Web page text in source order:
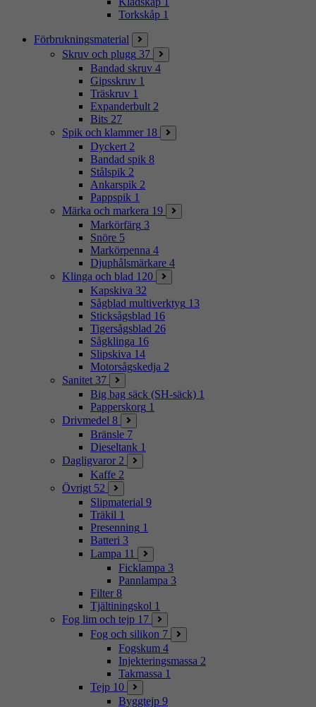
Torkskåp 1
Förbrukningsmaterial
Skruv och plugg 37
Bandad skruv 4
Gipsskruv 1
Träskruv 1
Expanderbult 2
Bits 27
Spik och klammer 18
Dyckert 2
Bandad spik 8
Stålspik 2
Ankarspik 2
Pappspik 1
Märka och markera 19
Markörfärg 3
Snöre 5
Markörpenna 4
Djuphålsmärkare 4
Klinga och blad 120
Kapskiva 32
Sågblad multiverktyg 13
Sticksågsblad 16
Tigersågsblad 26
Sågklinga 16
Slipskiva 14
Motorsågskedja 2
Sanitet 37
Big bag säck (SH-säck) 1
Papperskorg 1
Drivmedel 8
Bränsle 7
Dieseltank 1
Dagligvaror 2
Kaffe 2
Övrigt 52
Slipmaterial 9
Träkil 1
Presenning 1
Batteri 3
Lampa 11
Ficklampa 3
Pannlampa 3
Filter 8
Tjältiningskol 1
Fog lim och tejp 17
Fog och silikon 7
Fogskum 4
Injekteringsmassa 2
Takmassa 1
Tejp 10
Byggtejp 9